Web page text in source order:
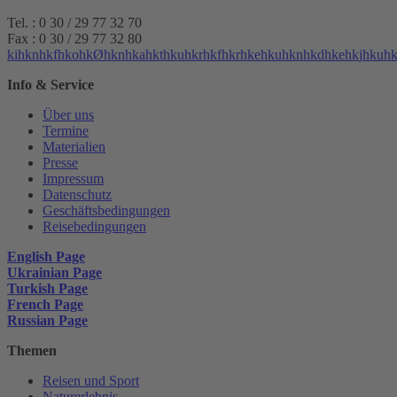
Tel. : 0 30 / 29 77 32 70
Fax : 0 30 / 29 77 32 80
kihknhkfhkohkØhknhkahkthkuhkrhkfhkrhkehkuhknhkdhkehkjhkuhk
Info & Service
Über uns
Termine
Materialien
Presse
Impressum
Datenschutz
Geschäftsbedingungen
Reisebedingungen
English Page
Ukrainian Page
Turkish Page
French Page
Russian Page
Themen
Reisen und Sport